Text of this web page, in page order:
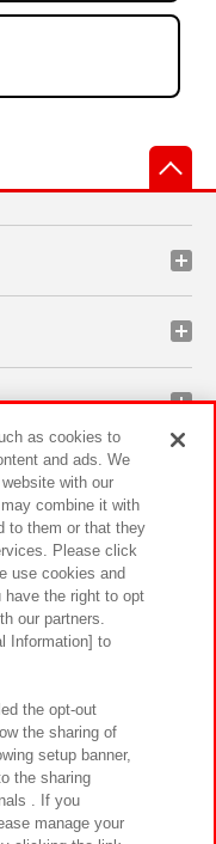
サイトポリシー
リティ方針と検証結果
るご質問・お問い合わせ
as cookies to
and ads. We
with our
combine it with
to them or that they
Please click
use cookies and
have the right to opt
our partners.
Information] to
the opt-out
the sharing of
setup banner,
the sharing
. If you
manage your